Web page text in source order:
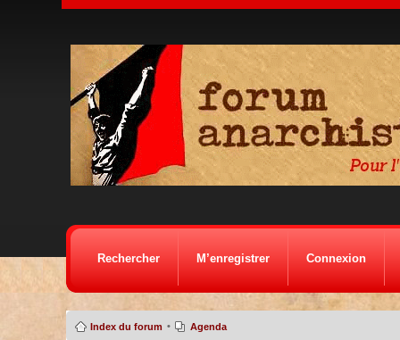
Rechercher M’enregistrer Connexion
Index du forum • Agenda